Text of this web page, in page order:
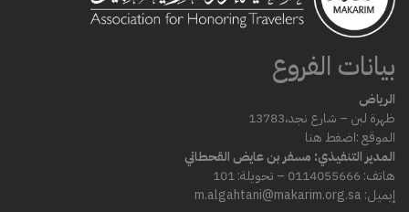
بيانات الفروع
الرياض
ظهرة لبن – شارع نجد،13783
الموقع :اضغط هنا
المدير التنفيذي: مسفر بن عايض القحطاني
هاتف: 0114055666 – تحويلة: 101
إيميل: m.algahtani@makarim.org.sa